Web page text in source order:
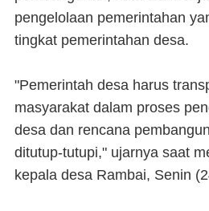
pengelolaan pemerintahan
tingkat pemerintahan desa.
"Pemerintah desa harus
masyarakat dalam proses
desa dan rencana
ditutup-tutupi," ujarnya saat
kepala desa Rambai, Senin